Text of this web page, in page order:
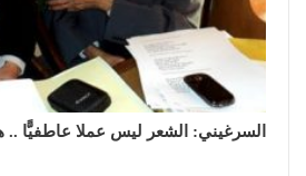
السرغيني: الشعر ليس عملا عاطفيًّا ..